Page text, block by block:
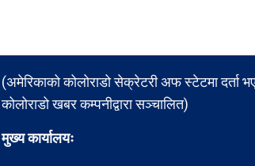
(अमेरिकाको कोलोराडो सेक्रेटरी अफ स्टेटमा दर्ता
कोलोराडो खबर कम्पनीद्वारा सञ्चालित)
मुख्य कार्यालयः